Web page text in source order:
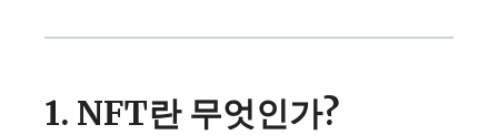
1. NFT란 무엇인가?